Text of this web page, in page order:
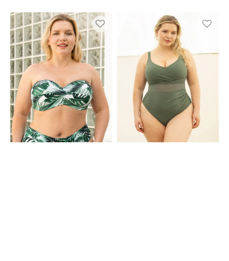
Multiway-
Bikini-
Top
Monaco
Bali
Badeanzug